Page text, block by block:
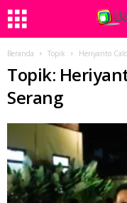
Beranda Topik Heriyanto
Topik:
Serang